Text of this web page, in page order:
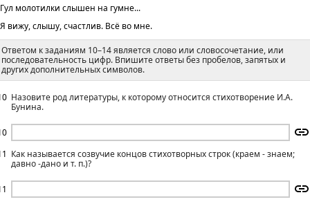
Гул молотилки слышен на гумне...
Я вижу, слышу, счастлив. Всё во мне.
Ответом к заданиям 10–14 является слово или словосочетание, или
последовательность цифр. Впишите ответы без пробелов, запятых и
других дополнительных символов.
Назовите род литературы, к которому относится стихотворение И.А.
Бунина.
Как называется созвучие концов стихотворных строк (краем - знаем;
давно -дано и т. п.)?